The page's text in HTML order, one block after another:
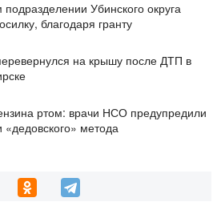
Убинского округа
благодаря гранту
на крышу после ДТП в
ртом: врачи НСО предупредили
«дедовского» метода